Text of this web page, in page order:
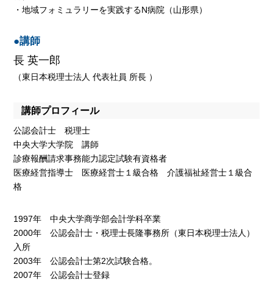
・地域フォミュラリーを実践するN病院（山形県）
●講師
長 英一郎
（東日本税理士法人 代表社員 所長 ）
講師プロフィール
公認会計士 税理士
中央大学大学院 講師
診療報酬請求事務能力認定試験有資格者
医療経営指導士 医療経営士１級合格 介護福祉経営士１級合
格
1997年 中央大学商学部会計学科卒業
2000年 公認会計士・税理士長隆事務所（東日本税理士法人）
入所
2003年 公認会計士第2次試験合格。
2007年 公認会計士登録